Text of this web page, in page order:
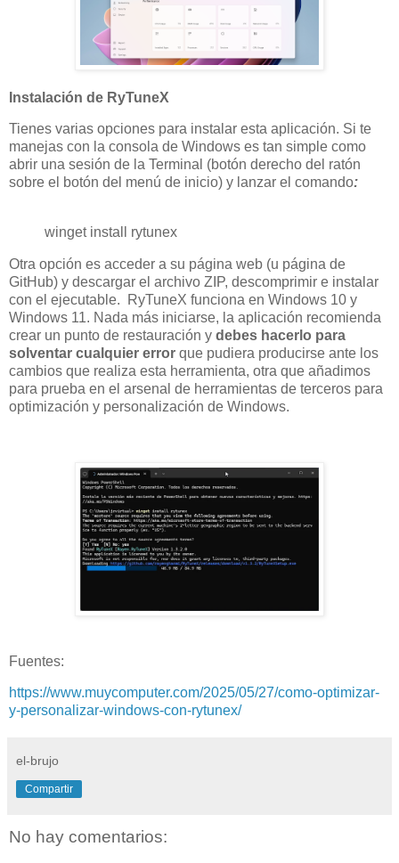
Instalación de RyTuneX
Tienes varias opciones para instalar esta aplicación. Si te
manejas con la consola de Windows es tan simple como
abrir una sesión de la Terminal (botón derecho del ratón
sobre el botón del menú de inicio) y lanzar el comando:
winget install rytunex
Otra opción es acceder a su página web (u página de
GitHub) y descargar el archivo ZIP, descomprimir e instalar
con el ejecutable. RyTuneX funciona en Windows 10 y
Windows 11. Nada más iniciarse, la aplicación recomienda
crear un punto de restauración y debes hacerlo para
solventar cualquier error que pudiera producirse ante los
cambios que realiza esta herramienta, otra que añadimos
para prueba en el arsenal de herramientas de terceros para
optimización y personalización de Windows.
Fuentes:
https://www.muycomputer.com/2025/05/27/como-optimizar-
y-personalizar-windows-con-rytunex/
el-brujo
Compartir
No hay comentarios: